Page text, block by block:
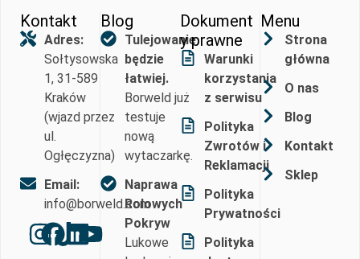
Kontakt
Adres:
Sołtysowska
1, 31-589
Kraków
(wjazd przez
ul.
Ogłęczyzna)
Email:
info@borweld.com
Blog
Tulejowanie
będzie
łatwiej.
Borweld już
testuje
nową
wytaczarkę.
Naprawa
Rolowych
Pokryw
Lukowe
Dokument
y prawne
Warunki
korzystania
z serwisu
Polityka
Zwrotów i
Reklamacji
Polityka
Prywatności
Polityka
Menu
Strona
główna
O nas
Blog
Kontakt
Sklep